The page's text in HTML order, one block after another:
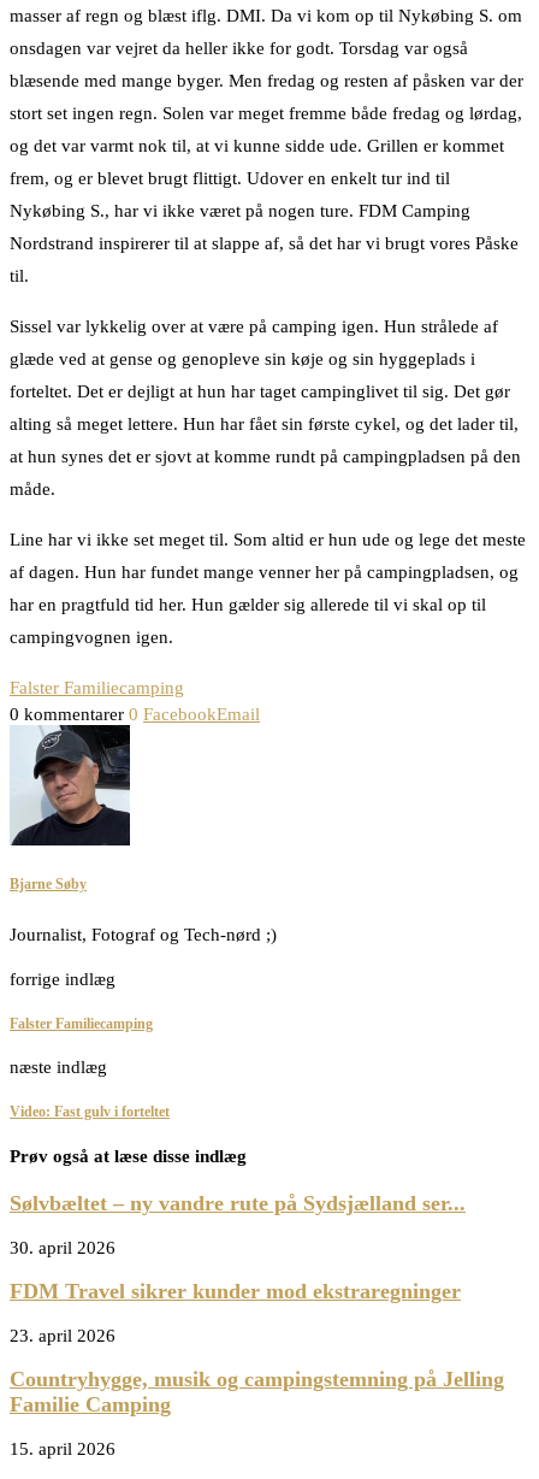
masser af regn og blæst iflg. DMI. Da vi kom op til Nykøbing S. om
onsdagen var vejret da heller ikke for godt. Torsdag var også
blæsende med mange byger. Men fredag og resten af påsken var der
stort set ingen regn. Solen var meget fremme både fredag og lørdag,
og det var varmt nok til, at vi kunne sidde ude. Grillen er kommet
frem, og er blevet brugt flittigt. Udover en enkelt tur ind til
Nykøbing S., har vi ikke været på nogen ture. FDM Camping
Nordstrand inspirerer til at slappe af, så det har vi brugt vores Påske
til.
Sissel var lykkelig over at være på camping igen. Hun strålede af
glæde ved at gense og genopleve sin køje og sin hyggeplads i
forteltet. Det er dejligt at hun har taget campinglivet til sig. Det gør
alting så meget lettere. Hun har fået sin første cykel, og det lader til,
at hun synes det er sjovt at komme rundt på campingpladsen på den
måde.
Line har vi ikke set meget til. Som altid er hun ude og lege det meste
af dagen. Hun har fundet mange venner her på campingpladsen, og
har en pragtfuld tid her. Hun gælder sig allerede til vi skal op til
campingvognen igen.
Falster Familiecamping
0 kommentarer 0 FacebookEmail
Bjarne Søby
Journalist, Fotograf og Tech-nørd ;)
forrige indlæg
Falster Familiecamping
næste indlæg
Video: Fast gulv i forteltet
Prøv også at læse disse indlæg
Sølvbæltet – ny vandre rute på Sydsjælland ser...
30. april 2026
FDM Travel sikrer kunder mod ekstraregninger
23. april 2026
Countryhygge, musik og campingstemning på Jelling
Familie Camping
15. april 2026